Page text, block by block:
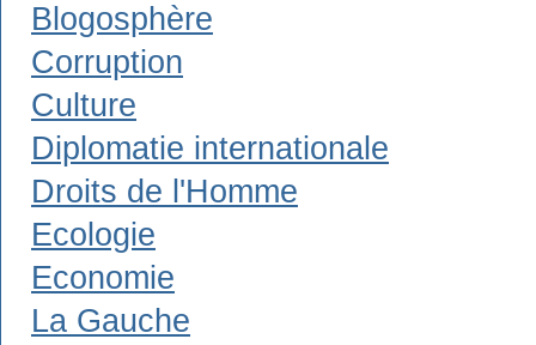
Blogosphère
Corruption
Culture
Diplomatie internationale
Droits de l'Homme
Ecologie
Economie
La Gauche